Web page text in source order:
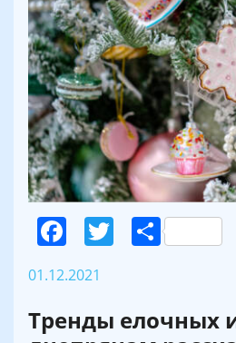
Facebook
Twitter
01.12.2021
Тренды елочных